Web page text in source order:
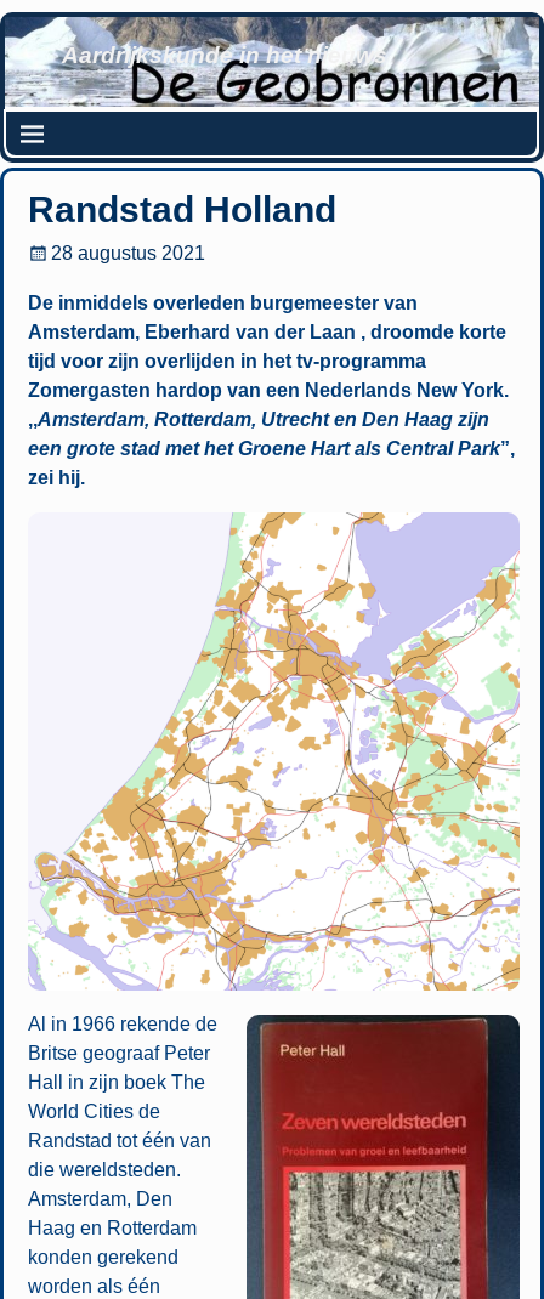
Aardrijkskunde in het nieuws
Randstad Holland
28 augustus 2021
De inmiddels overleden burgemeester van
Amsterdam, Eberhard van der Laan , droomde korte
tijd voor zijn overlijden in het tv-programma
Zomergasten hardop van een Nederlands New York.
,,Amsterdam, Rotterdam, Utrecht en Den Haag zijn
een grote stad met het Groene Hart als Central Park”,
zei hij.
Al in 1966 rekende de
Britse geograaf Peter
Hall in zijn boek The
World Cities de
Randstad tot één van
die wereldsteden.
Amsterdam, Den
Haag en Rotterdam
konden gerekend
worden als één